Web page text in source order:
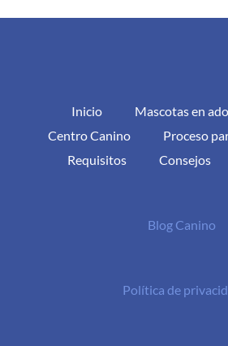
Inicio
Mascotas en
Centro Canino
Proceso
Requisitos
Consejos
Blog Canino
Política de